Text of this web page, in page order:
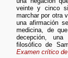
veinte y cinco
marchar por otra
una afirmación
medicina, de
decepción, una
filosófico de
Examen crítico